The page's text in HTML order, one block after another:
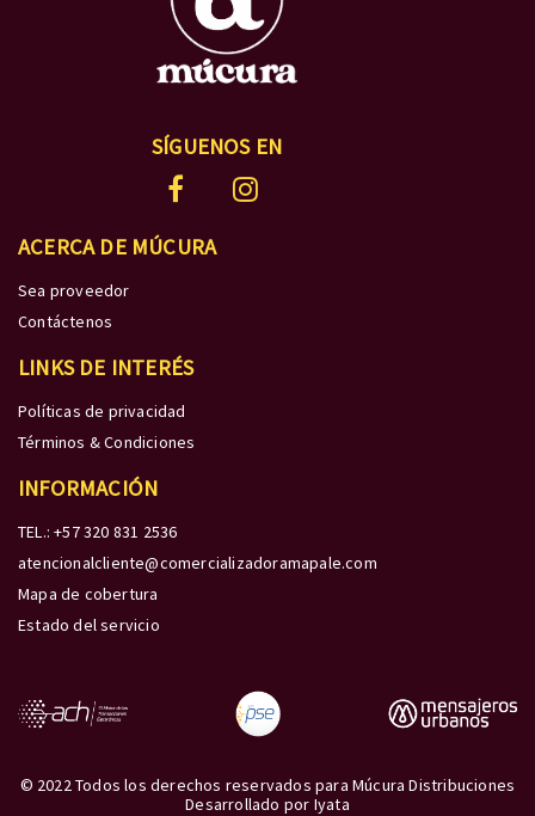
SÍGUENOS EN
ACERCA DE MÚCURA
Sea proveedor
Contáctenos
LINKS DE INTERÉS
Políticas de privacidad
Términos & Condiciones
INFORMACIÓN
TEL.: +57 320 831 2536
atencionalcliente@comercializadoramapale.com
Mapa de cobertura
Estado del servicio
© 2022 Todos los derechos reservados para Múcura Distribuciones
Desarrollado por Iyata